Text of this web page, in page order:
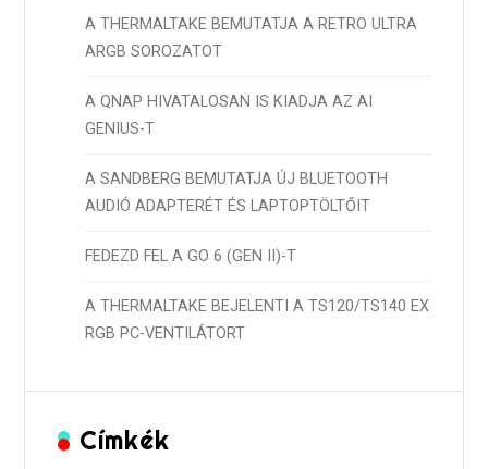
A THERMALTAKE BEMUTATJA A RETRO ULTRA
ARGB SOROZATOT
A QNAP HIVATALOSAN IS KIADJA AZ AI
GENIUS-T
A SANDBERG BEMUTATJA ÚJ BLUETOOTH
AUDIÓ ADAPTERÉT ÉS LAPTOPTÖLTŐIT
FEDEZD FEL A GO 6 (GEN II)-T
A THERMALTAKE BEJELENTI A TS120/TS140 EX
RGB PC-VENTILÁTORT
Címkék